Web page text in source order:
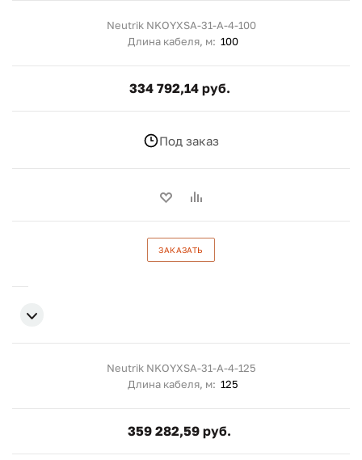
Neutrik NKOYXSA-31-A-4-100
Длина кабеля, м: 100
334 792,14 руб.
Под заказ
ЗАКАЗАТЬ
Neutrik NKOYXSA-31-A-4-125
Длина кабеля, м: 125
359 282,59 руб.